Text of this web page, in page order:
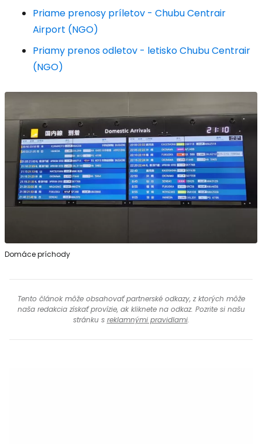
Priame prenosy príletov - Chubu Centrair
Airport (NGO)
Priamy prenos odletov - letisko Chubu Centrair
(NGO)
Domáce príchody
Tento článok môže obsahovať partnerské odkazy, z ktorých môže
naša redakcia získať provízie, ak kliknete na odkaz. Pozrite si našu
stránku s reklamnými pravidlami.